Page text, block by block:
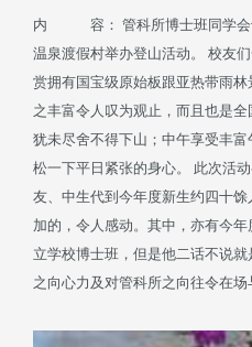
内 容： 管科所博士班同学会
温泉渡假村举办登山活动。 校友
赏拥有国宝级原始板跟亚热带雨
之丰富令人叹为观止，而且也是
犹未尽舍不得下山；中午享受丰
松一下平日紧张的身心。 此次活
友、中生代到今年度新生约四十
加的，令人感动。其中，亦有今
立学校博士班，但是他二话不说
之向心力及对管科所之向往令在场